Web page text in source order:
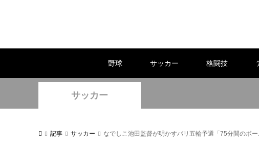
野球 サッカー 格闘技
サッカー
記事 サッカー なでしこ池田監督が明かすパリ五輪予選「75分間のボ